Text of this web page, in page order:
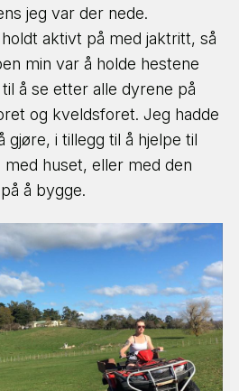
jeg var der nede.
aktivt på med jaktritt, så
min var å holde hestene
å se etter alle dyrene på
og kveldsforet. Jeg hadde
gjøre, i tillegg til å hjelpe til
huset, eller med den
å bygge.